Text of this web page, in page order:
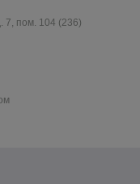
7, пом. 104 (236)